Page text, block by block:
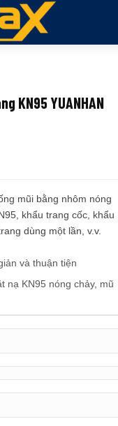
KN95 YUANHAN
mũi bằng nhôm nóng
khẩu trang cốc, khẩu
dùng một lần, v.v.
và thuận tiện
nạ KN95 nóng chảy, mũ